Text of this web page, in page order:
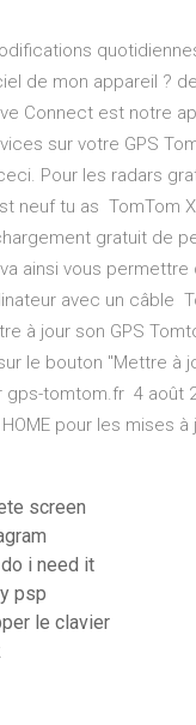
de mon appareil ?
Connect est notre
sur votre GPS
Pour les radars
neuf tu as TomTom
gratuit de
ainsi vous
avec un câble
à jour son GPS
le bouton "Mettre à
tomtom.fr 4 août
pour les mises
screen
i need it
psp
le clavier